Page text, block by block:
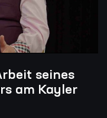
seines
am Kayler